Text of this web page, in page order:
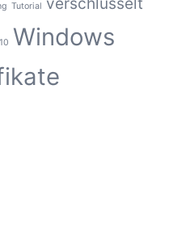
Tutorial
Windows